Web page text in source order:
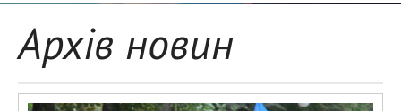
Архів новин